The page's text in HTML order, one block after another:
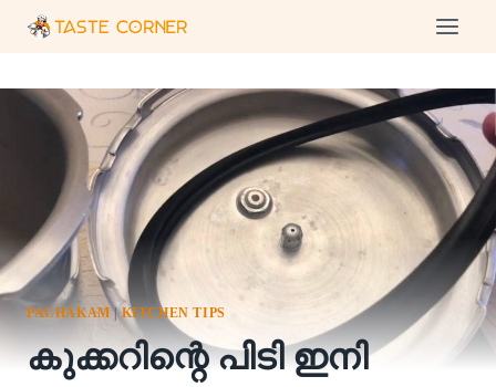
PACHAKAM|KITCHEN TIPS
കുക്കറിന്റെ പിടി ഇനി